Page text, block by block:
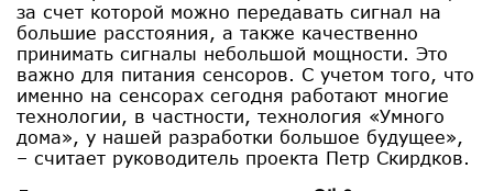
за счет которой можно передавать сигнал на
большие расстояния, а также качественно
принимать сигналы небольшой мощности. Это
важно для питания сенсоров. С учетом того, что
именно на сенсорах сегодня работают многие
технологии, в частности, технология «Умного
дома», у нашей разработки большое будущее»,
– считает руководитель проекта Петр Скирдков.